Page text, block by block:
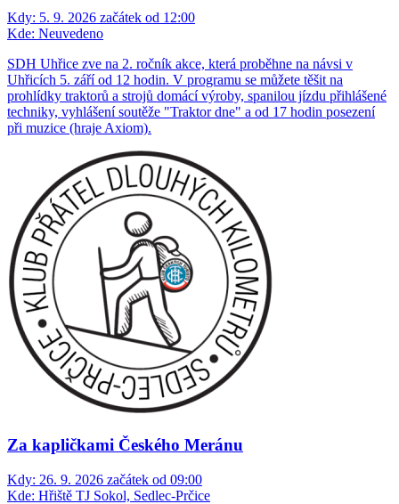
Kdy: 5. 9. 2026 začátek od 12:00
Kde: Neuvedeno
SDH Uhřice zve na 2. ročník akce, která proběhne na návsi v
Uhřicích 5. září od 12 hodin. V programu se můžete těšit na
prohlídky traktorů a strojů domácí výroby, spanilou jízdu přihlášené
techniky, vyhlášení soutěže "Traktor dne" a od 17 hodin posezení
při muzice (hraje Axiom).
Za kapličkami Českého Meránu
Kdy: 26. 9. 2026 začátek od 09:00
Kde: Hřiště TJ Sokol, Sedlec-Prčice